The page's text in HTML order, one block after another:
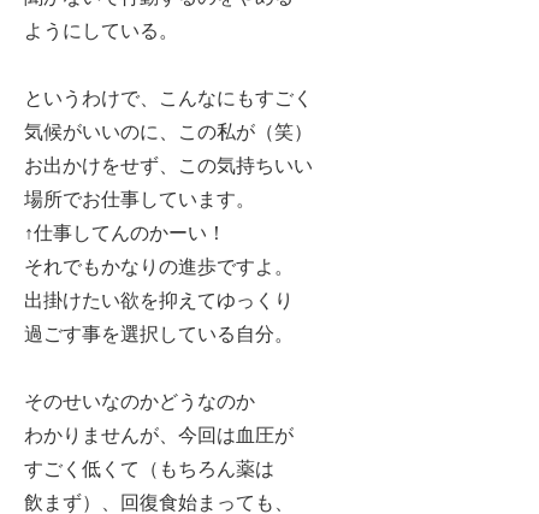
ようにしている。
というわけで、こんなにもすごく
気候がいいのに、この私が（笑）
お出かけをせず、この気持ちいい
場所でお仕事しています。
↑仕事してんのかーい！
それでもかなりの進歩ですよ。
出掛けたい欲を抑えてゆっくり
過ごす事を選択している自分。
そのせいなのかどうなのか
わかりませんが、今回は血圧が
すごく低くて（もちろん薬は
飲まず）、回復食始まっても、